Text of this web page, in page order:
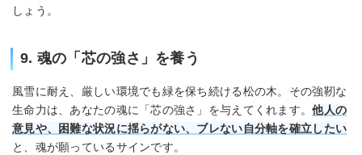
しょう。
9. 魂の「芯の強さ」を養う
風雪に耐え、厳しい環境でも緑を保ち続ける松の木。その強靭な
生命力は、あなたの魂に「芯の強さ」を与えてくれます。他人の
意見や、困難な状況に揺らがない、ブレない自分軸を確立したい
と、魂が願っているサインです。